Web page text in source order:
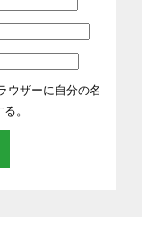
ウザーに自分の名
。